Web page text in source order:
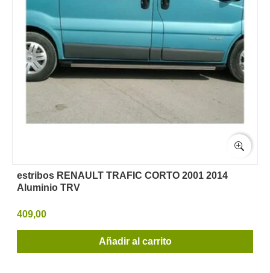
estribos RENAULT TRAFIC CORTO 2001 2014
Aluminio TRV
409,00
Añadir al carrito